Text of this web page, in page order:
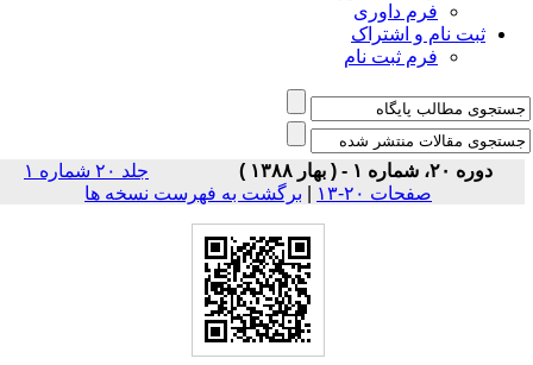
فرم داوری
ثبت نام و اشتراک
فرم ثبت نام
دوره ۲۰، شماره ۱ - ( بهار ۱۳۸۸ )
جلد ۲۰ شماره ۱
صفحات ۲۰-۱۳
| برگشت به فهرست نسخه ها